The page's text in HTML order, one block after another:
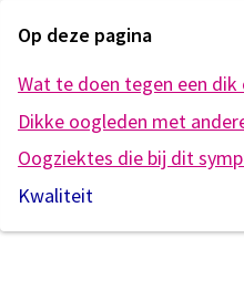
Op deze pagina
Wat te doen tegen een dik
Dikke oogleden met
Oogziektes die bij dit
Kwaliteit